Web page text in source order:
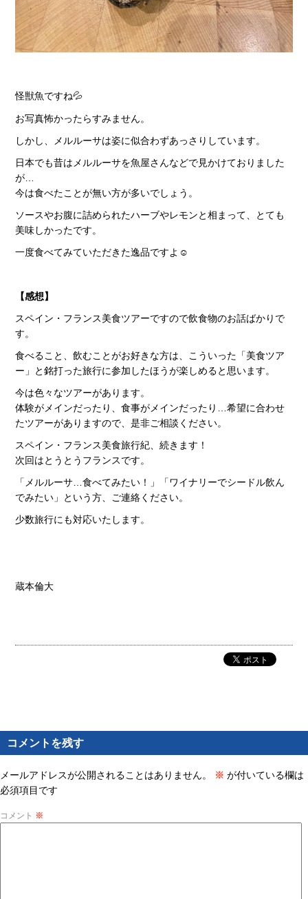
怪獣魚ですね💦
お写真怖かったらすみません。
しかし、メルルーサは姿に似合わずあっさりしています。
日本でも昔はメルルーサを魚屋さんなどで見かけておりました
が…
今は食べたことが無い方が多いでしょう。
ソースやお腹に詰められたハーブやレモンと相まって、とても
美味しかったです。
一度食べてみていただきた逸品ですよ☺
【感想】
スペイン・フランス美食ツアーですので飲食物のお話ばかりで
す。
食べること、飲むことがお好きな方は、こういった「美食ツア
ー」と銘打った旅行に参加したほうが楽しめると思います。
今は色々なツアーがあります。
体験がメインだったり、食事がメインだったり…希望に合わせ
たツアーがありますので、是非ご相談ください。
スペイン・フランス美食旅行紀、続きます！
次回はとうとうフランスです。
「メルルーサ…食べてみたい！」「ワイナリーでシードル飲ん
でみたい」という方、ご連絡ください。
少数旅行にも対応いたします。
蔵本倫大
コメントを残す
メールアドレスが公開されることはありません。 ※ が付いている欄は
必須項目です
コメント ※